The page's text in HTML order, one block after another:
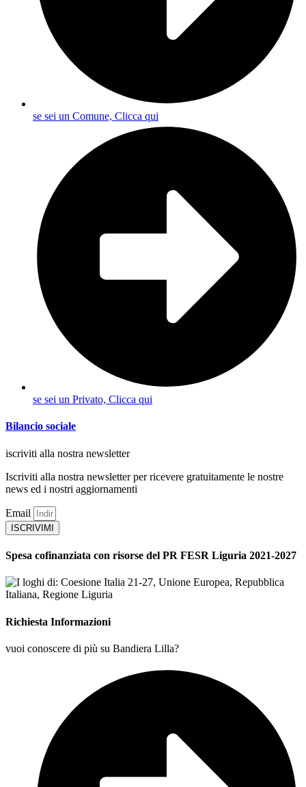
se sei un Comune, Clicca qui
se sei un Privato, Clicca qui
Bilancio sociale
iscriviti alla nostra newsletter
Iscriviti alla nostra newsletter per ricevere gratuitamente le nostre
news ed i nostri aggiornamenti
Email
ISCRIVIMI
Spesa cofinanziata con risorse del PR FESR Liguria 2021-2027
Richiesta Informazioni
vuoi conoscere di più su Bandiera Lilla?